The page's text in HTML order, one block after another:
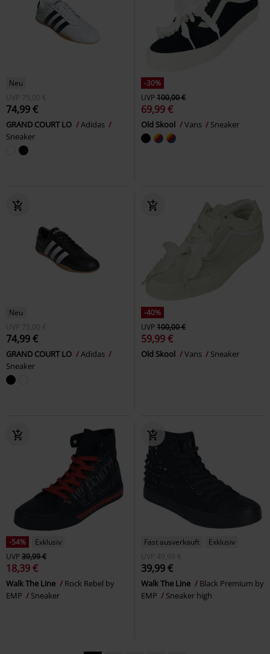
Neu
UVP
75,00 €
74,99 €
GRAND COURT LO
Adidas
Sneaker
-30%
UVP100,00 €
69,99 €
Old Skool Vans Sneaker
Neu
UVP
75,00 €
74,99 €
GRAND COURT LO
Adidas
Sneaker
-40%
UVP100,00 €
59,99 €
Old Skool Vans Sneaker
-54%
Exklusiv
UVP39,99 €
18,39 €
Walk The Line
Rock Rebel by
EMP
Sneaker
Fast ausverkauft
Exklusiv
UVP
49,99 €
39,99 €
Walk The Line
Black Premium by
EMP
Sneaker high